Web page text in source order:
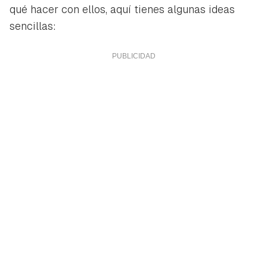
qué hacer con ellos, aquí tienes algunas ideas
sencillas: